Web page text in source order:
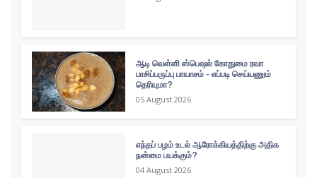
ஆடி வெள்ளி ஸ்பெஷல் கோதுமை ரவா
பாசிப்பருப்பு பாயாசம் - எப்படி செய்யணும்
தெரியுமா?
05 August 2026
எந்தப் பழம் உடல் ஆரோக்கியத்திற்கு அதிக
நன்மை பயக்கும்?
04 August 2026